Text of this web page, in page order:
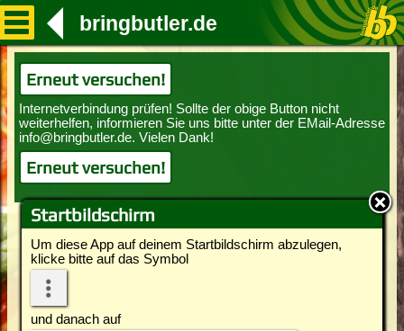
Startbildschirm
Um diese App auf deinem Startbildschirm abzulegen,
klicke bitte auf das Symbol
und danach auf
bringbutler.de
Erneut versuchen!
Erneut versuchen!